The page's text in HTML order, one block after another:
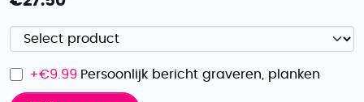
+€9.99 Persoonlijk bericht graveren, planken